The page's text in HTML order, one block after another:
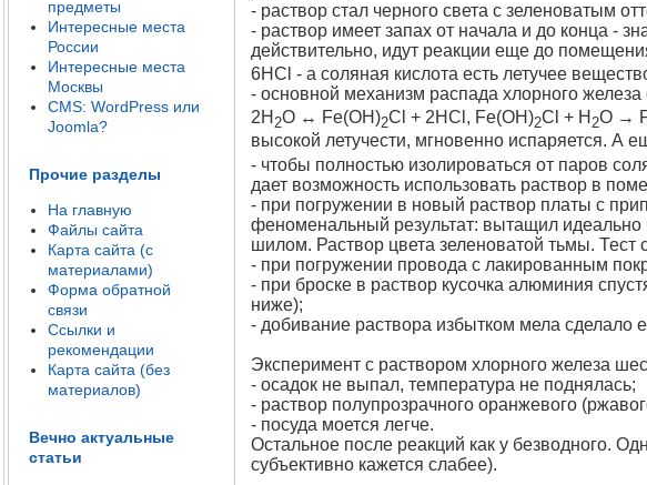
предметы
Интересные места
России
Интересные места
Москвы
CMS: WordPress или
Joomla?
Прочие разделы
На главную
Файлы сайта
Карта сайта (с
материалами)
Форма обратной
связи
Ссылки и
рекомендации
Карта сайта (без
материалов)
Вечно актуальные
статьи
- раствор стал черного света с зеленоватым
- раствор имеет запах от начала и до конца -
действительно, идут реакции еще до
6HCl - а соляная кислота есть летучее
- основной механизм распада хлорного железа
2H 2O ↔ Fe(OH)2Cl + 2HCl, Fe(OH)2Cl + H 2O →
высокой летучести, мгновенно испаряется. А
- чтобы полностью изолироваться от паров
дает возможность использовать раствор в
- при погружении в новый раствор платы с
феноменальный результат: вытащил идеально
шилом. Раствор цвета зеленоватой тьмы.
- при погружении провода с лакированным
- при броске в раствор кусочка алюминия
ниже);
- добивание раствора избытком мела сделало
Эксперимент с раствором хлорного железа
- осадок не выпал, температура не поднялась;
- раствор полупрозрачного оранжевого
- посуда моется легче.
Остальное после реакций как у безводного.
субъективно кажется слабее).